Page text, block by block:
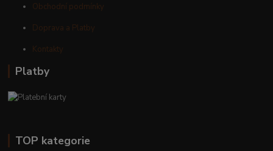
Obchodní podmínky
Doprava a Platby
Kontakty
Platby
TOP kategorie